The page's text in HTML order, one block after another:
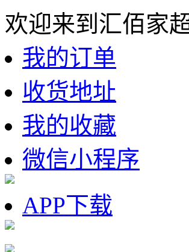
欢迎来到汇佰家
我的订单
收货地址
我的收藏
微信小程序
APP下载